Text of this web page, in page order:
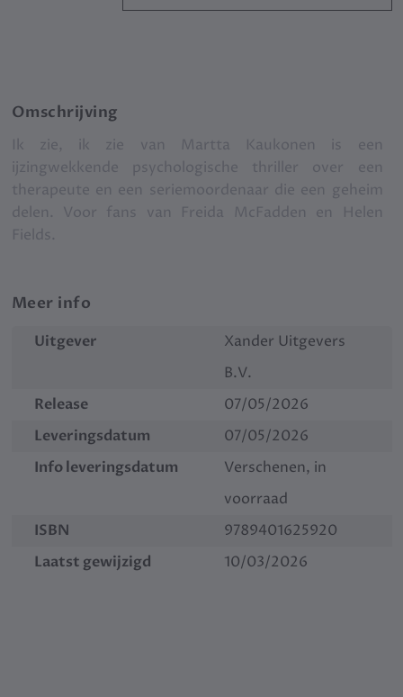
Omschrijving
Ik zie, ik zie van Martta Kaukonen is een
ijzingwekkende psychologische thriller over een
therapeute en een seriemoordenaar die een geheim
delen. Voor fans van Freida McFadden en Helen
Fields.
Meer info
Uitgever
Xander Uitgevers
B.V.
Release
07/05/2026
Leveringsdatum
07/05/2026
Info leveringsdatum
Verschenen, in
voorraad
ISBN
9789401625920
Laatst gewijzigd
10/03/2026